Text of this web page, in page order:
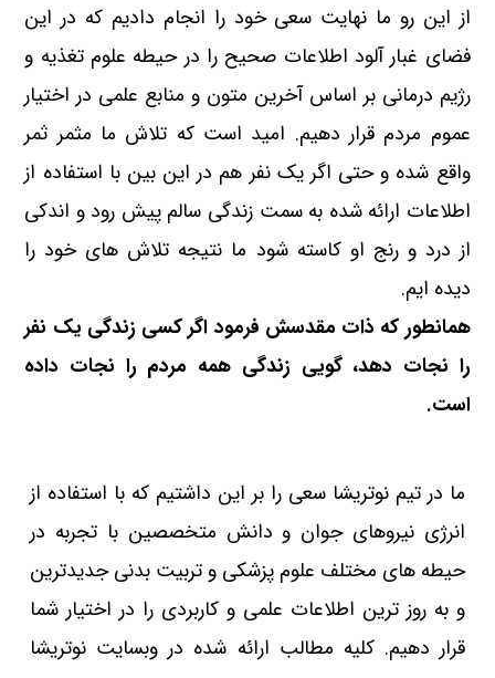
از این رو ما نهایت سعی خود را انجام دادیم که در این
فضای غبار آلود اطلاعات صحیح را در حیطه علوم تغذیه و
رژیم درمانی بر اساس آخرین متون و منابع علمی در اختیار
عموم مردم قرار دهیم. امید است که تلاش ما مثمر ثمر
واقع شده و حتی اگر یک نفر هم در این بین با استفاده از
اطلاعات ارائه شده به سمت زندگی سالم پیش رود و اندکی
از درد و رنج او کاسته شود ما نتیجه تلاش های خود را
دیده ایم.
همانطور که ذات مقدسش فرمود اگر کسی زندگی یک نفر
را نجات دهد، گویی زندگی همه مردم را نجات داده
است.
ما در تیم نوتریشا سعی را بر این داشتیم که با استفاده از
انرژی نیروهای جوان و دانش متخصصین با تجربه در
حیطه های مختلف علوم پزشکی و تربیت بدنی جدیدترین
و به روز ترین اطلاعات علمی و کاربردی را در اختیار شما
قرار دهیم. کلیه مطالب ارائه شده در وبسایت نوتریشا